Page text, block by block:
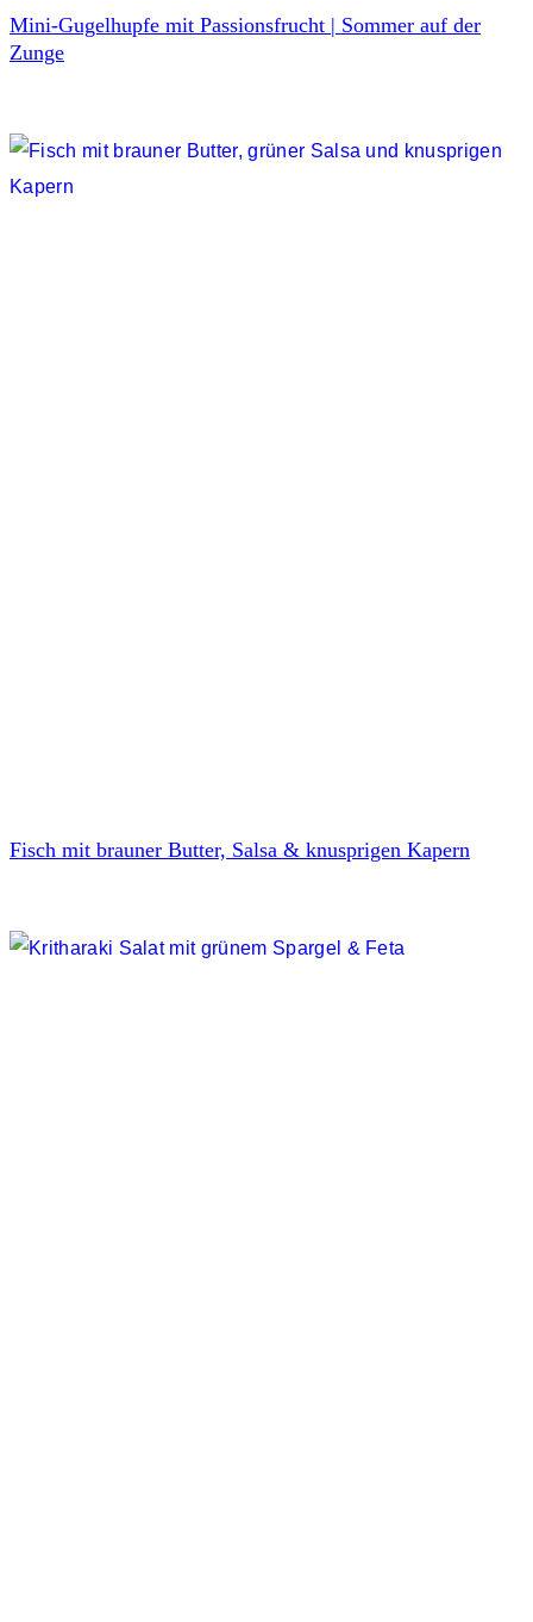
Mini-Gugelhupfe mit Passionsfrucht | Sommer auf der
Zunge
Fisch mit brauner Butter, Salsa & knusprigen Kapern